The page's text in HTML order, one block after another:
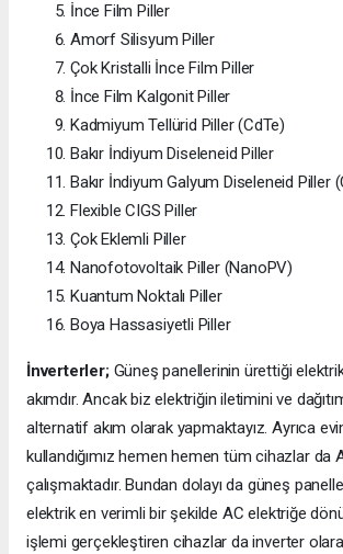
İnce Film Piller
Amorf Silisyum Piller
Çok Kristalli İnce Film Piller
İnce Film Kalgonit Piller
Kadmiyum Tellürid Piller (CdTe)
Bakır İndiyum Diseleneid Piller
Bakır İndiyum Galyum Diseleneid Piller
Flexible CIGS Piller
Çok Eklemli Piller
Nanofotovoltaik Piller (NanoPV)
Kuantum Noktalı Piller
Boya Hassasiyetli Piller
İnverterler;Güneş panellerinin ürettiği
akımdır. Ancak biz elektriğin iletimini ve
alternatif akım olarak yapmaktayız. Ayrıca
kullandığımız hemen hemen tüm cihazlar da
çalışmaktadır. Bundan dolayı da güneş
elektrik en verimli bir şekilde AC elektriğe
işlemi gerçekleştiren cihazlar da inverter olarak